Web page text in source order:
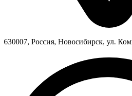
630007, Россия, Новосибирск, ул.